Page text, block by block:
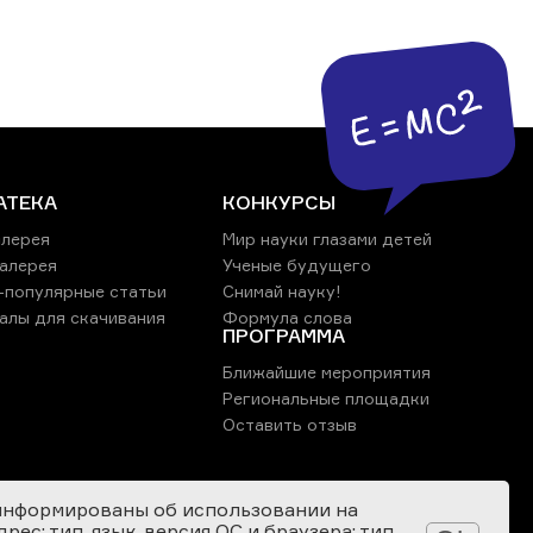
статьи
для скачивания
КОНКУРСЫ
Мир науки глазами детей
Ученые будущего
Снимай науку!
Формула слова
ПРОГРАММА
Ближайшие мероприятия
Региональные площадки
Оставить отзыв
об использовании на